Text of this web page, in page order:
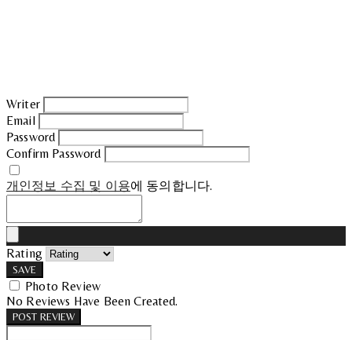
Writer
Email
Password
Confirm Password
개인정보 수집 및 이용에 동의합니다.
Rating
SAVE
Photo Review
No Reviews Have Been Created.
POST REVIEW